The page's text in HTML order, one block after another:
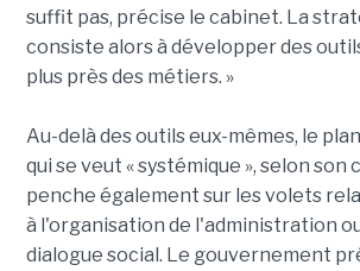
suffit pas, précise le cabinet. La
consiste alors à développer des
plus près des métiers. »
Au-delà des outils eux-mêmes, le
qui se veut « systémique », selon son
penche également sur les volets
à l'organisation de l'administration
dialogue social. Le gouvernement